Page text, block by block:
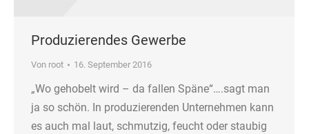
Produzierendes Gewerbe
Von root 16. September 2016
„Wo gehobelt wird – da fallen Späne“….sagt man
ja so schön. In produzierenden Unternehmen kann
es auch mal laut, schmutzig, feucht oder staubig